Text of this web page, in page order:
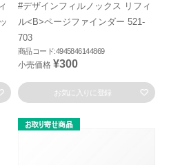
#デザインフィルノックス リフィ
ル<B>ページファインダー 521-
703
商品コード:4945846144869
小売価格 ¥300
お気に入りに登録